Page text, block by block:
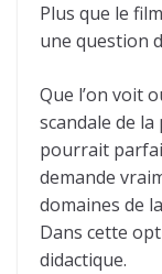
Plus que le
une question
Que l’on voit
scandale de
pourrait
demande
domaines de
Dans cette
didactique.